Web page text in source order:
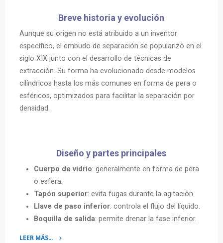
Breve historia y evolución
Aunque su origen no está atribuido a un inventor
específico, el embudo de separación se popularizó en el
siglo XIX junto con el desarrollo de técnicas de
extracción. Su forma ha evolucionado desde modelos
cilíndricos hasta los más comunes en forma de pera o
esféricos, optimizados para facilitar la separación por
densidad.
Diseño y partes principales
Cuerpo de vidrio: generalmente en forma de pera
o esfera.
Tapón superior: evita fugas durante la agitación.
Llave de paso inferior: controla el flujo del líquido.
Boquilla de salida: permite drenar la fase inferior.
LEER MÁS…